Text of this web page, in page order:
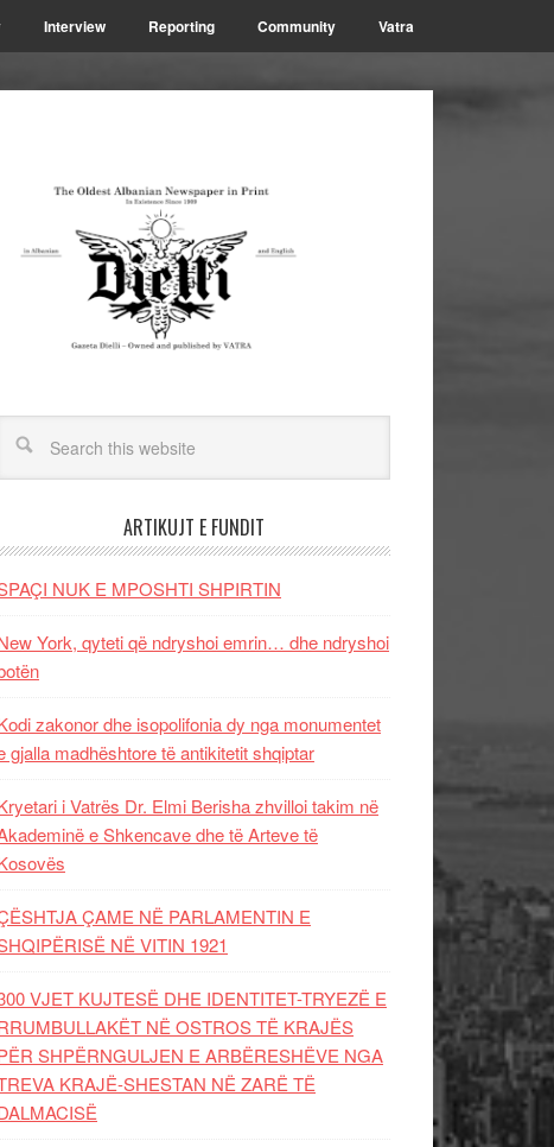
Interview Reporting Community Vatra
ARTIKUJT E FUNDIT
NUK E MPOSHTI SHPIRTIN
York, qyteti që ndryshoi emrin… dhe ndryshoi
zakonor dhe isopolifonia dy nga monumentet
gjalla madhështore të antikitetit shqiptar
i Vatrës Dr. Elmi Berisha zhvilloi takim në
e Shkencave dhe të Arteve të
ÇAME NË PARLAMENTIN E
NË VITIN 1921
VJET KUJTESË DHE IDENTITET-TRYEZË E
NË OSTROS TË KRAJËS
SHPËRNGULJEN E ARBËRESHËVE NGA
KRAJË-SHESTAN NË ZARË TË